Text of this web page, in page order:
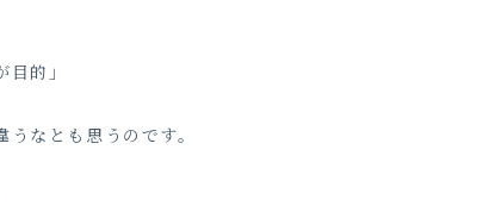
的」
なとも思うのです。